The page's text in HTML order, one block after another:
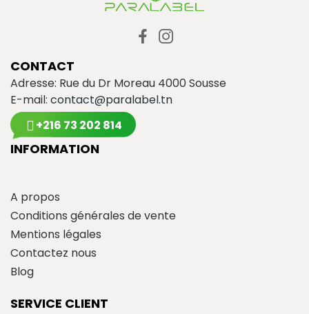
CONTACT
Adresse: Rue du Dr Moreau 4000 Sousse
E-mail: contact@paralabel.tn
+216 73 202 814
INFORMATION
A propos
Conditions générales de vente
Mentions légales
Contactez nous
Blog
SERVICE CLIENT